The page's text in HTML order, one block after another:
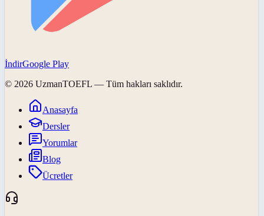
İndirGoogle Play
© 2026 UzmanTOEFL — Tüm hakları saklıdır.
Anasayfa
Dersler
Yorumlar
Blog
Ücretler